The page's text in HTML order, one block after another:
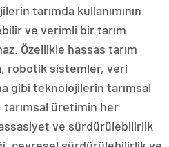
tarımda kullanımının
ve verimli bir tarım
Özellikle hassas tarım
robotik sistemler, veri
gibi teknolojilerin tarımsal
üretimin her
ve sürdürülebilirlik